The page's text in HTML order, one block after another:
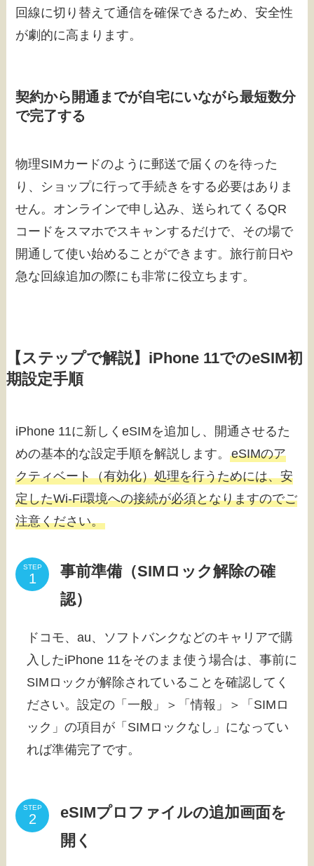
回線に切り替えて通信を確保できるため、安全性
が劇的に高まります。
契約から開通までが自宅にいながら最短数分
で完了する
物理SIMカードのように郵送で届くのを待った
り、ショップに行って手続きをする必要はありま
せん。オンラインで申し込み、送られてくるQR
コードをスマホでスキャンするだけで、その場で
開通して使い始めることができます。旅行前日や
急な回線追加の際にも非常に役立ちます。
【ステップで解説】iPhone 11でのeSIM初
期設定手順
iPhone 11に新しくeSIMを追加し、開通させるた
めの基本的な設定手順を解説します。eSIMのア
クティベート（有効化）処理を行うためには、安
定したWi-Fi環境への接続が必須となりますのでご
注意ください。
STEP
事前準備（SIMロック解除の確
認）
ドコモ、au、ソフトバンクなどのキャリアで購
入したiPhone 11をそのまま使う場合は、事前に
SIMロックが解除されていることを確認してく
ださい。設定の「一般」＞「情報」＞「SIMロ
ック」の項目が「SIMロックなし」になってい
れば準備完了です。
STEP
eSIMプロファイルの追加画面を
開く